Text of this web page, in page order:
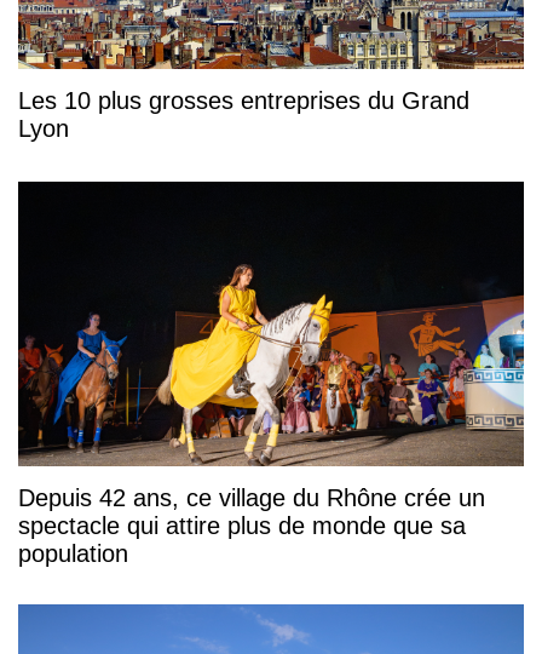
Les 10 plus grosses entreprises du Grand
Lyon
Depuis 42 ans, ce village du Rhône crée un
spectacle qui attire plus de monde que sa
population